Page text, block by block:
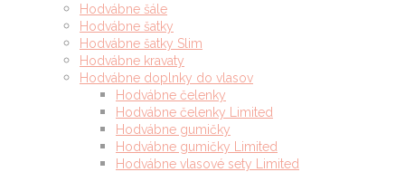
Hodvábne šále
Hodvábne šatky
Hodvábne šatky Slim
Hodvábne kravaty
Hodvábne doplnky do vlasov
Hodvábne čelenky
Hodvábne čelenky Limited
Hodvábne gumičky
Hodvábne gumičky Limited
Hodvábne vlasové sety Limited